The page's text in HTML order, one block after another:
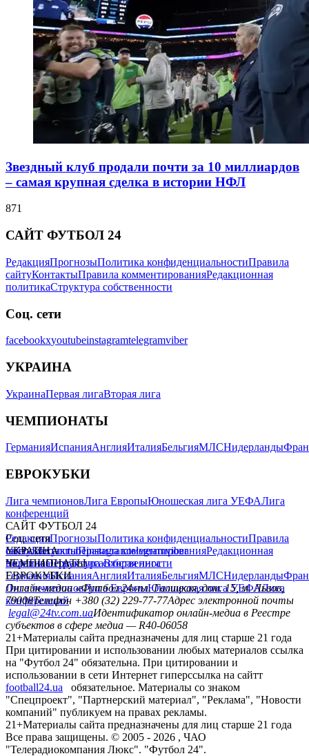
Звездный клуб продали почти за 10 миллиардов
– самая крупная сделка в истории НФЛ
871
САЙТ ФУТБОЛ 24
РедакцияПрогнозыПолитика конфиденциальностиПравила
сайтуКонтактыПравила комментированияРедакционная
политикаСтруктура собственности
Соц. сети
facebookxyoutubeinstagramtelegramviber
УКРАИНА
УкраинаПервая лигаВторая лига
ЧЕМПИОНАТЫ
ГерманияИспанияАнглияИталияБельгияМЛСНидерланды
ЕВРОКУБКИ
Лига чемпионовЛига ЕвропыЮношеская лига УЕФАЛига
конференций
САЙТ ФУТБОЛ 24
РедакцияПрогнозыПолитика конфиденциальностиПравила
сайтуКонтактыПравила комментированияРедакционная
политикаСтруктура собственности
Соц. сети
facebookxyoutubeinstagramtelegramviber
УКРАИНА
УкраинаПервая лигаВторая лига
ЧЕМПИОНАТЫ
ГерманияИспанияАнглияИталияБельгияМЛСНидерланды
ЕВРОКУБКИ
Лига чемпионовЛига ЕвропыЮношеская лига УЕФАЛига
конференций
Онлайн-медиа «Футбол 24»пл. Галицкая, дом. 15, м. Львов,
79008Телефон +380 (32) 229-77-77Адрес электронной почты
legal@24tv.com.uaИдентификатор онлайн-медиа в Реестре
субъектов в сфере медиа — R40-06058
21+Материалы сайта предназначены для лиц старше 21 года
При цитировании и использовании любых материалов ссылка
на "Футбол 24" обязательна. При цитировании и
использовании в сети Интернет гиперссылка на сайтт
football24.ua
обязательное. Материалы со знаком
"Спецпроект", "Партнерский материал", "Реклама", "Новости
компаний" публикуем на правах рекламы.
21+Материалы сайта предназначены для лиц старше 21 года
Все права защищены. © 2005 - 2026 , ЧАО
"Телерадиокомпания Люкс". "Футбол 24".